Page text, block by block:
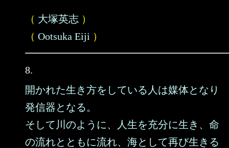
（ 大塚英志 ）
（ Ootsuka Eiji ）
8.
開かれた生き方をしている人は媒体となり
発信器となる。
そして川のように、人生を充分に生き、命
の流れとともに流れ、海として再び生きる